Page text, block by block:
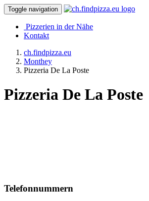
Toggle navigation
Pizzerien in der Nähe
Kontakt
ch.findpizza.eu
Monthey
Pizzeria De La Poste
Pizzeria De La Poste
Telefonnummern